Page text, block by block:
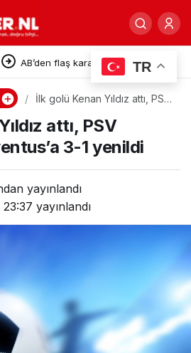
Hollanda’dan uçağa bindi,
Türkiye’ye iner inmez tutuklandı
İlk golü Kenan Yıldız attı, PSV
yenildi
attı, PSV
3-1 yenildi
yayınlandı
yayınlandı
0 Paylaş
TR